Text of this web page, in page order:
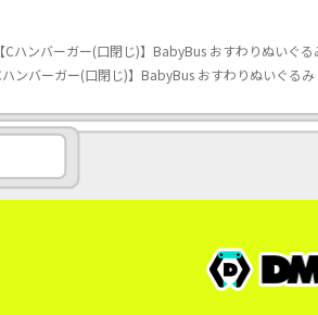
Cハンバーガー(口閉じ)】BabyBus おすわりぬいぐ
ハンバーガー(口閉じ)】BabyBus おすわりぬいぐる